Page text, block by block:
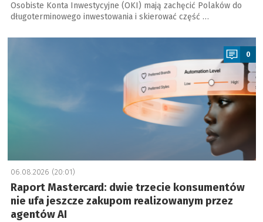
Osobiste Konta Inwestycyjne (OKI) mają zachęcić Polaków do
długoterminowego inwestowania i skierować część …
a
0
06.08.2026 (20:01)
Raport Mastercard: dwie trzecie konsumentów
nie ufa jeszcze zakupom realizowanym przez
agentów AI